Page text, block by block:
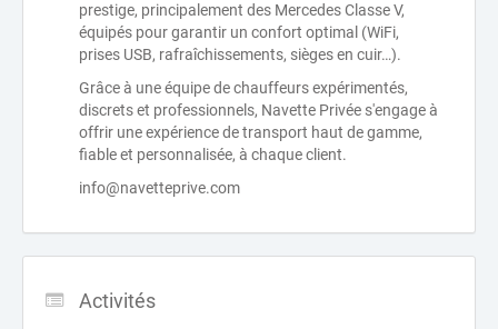
prestige, principalement des Mercedes Classe V,
équipés pour garantir un confort optimal (WiFi,
prises USB, rafraîchissements, sièges en cuir…).
Grâce à une équipe de chauffeurs expérimentés,
discrets et professionnels, Navette Privée s'engage à
offrir une expérience de transport haut de gamme,
fiable et personnalisée, à chaque client.
info@navetteprive.com
Activités